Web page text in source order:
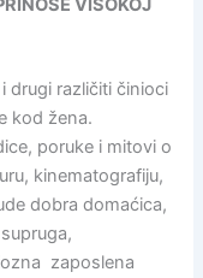
VISOKOJ
drugi različiti činioci
kod žena.
poruke i mitovi o
kinematografiju,
dobra domaćica,
zaposlena